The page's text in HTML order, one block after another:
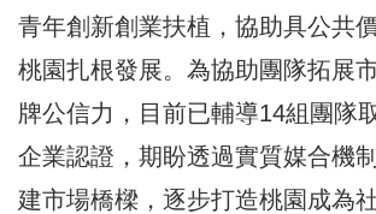
青年創新創業扶植，協助具公共
桃園扎根發展。為協助團隊拓展
牌公信力，目前已輔導14組團隊
企業認證，期盼透過實質媒合機
建市場橋樑，逐步打造桃園成為